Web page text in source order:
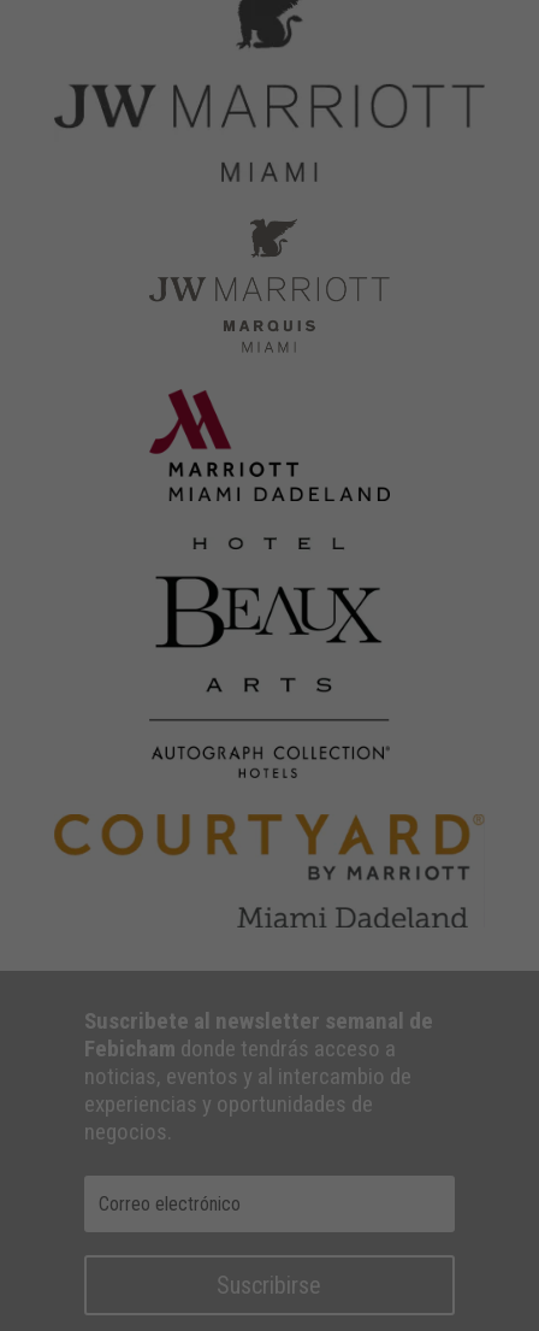
Suscribete al newsletter semanal de
Febicham donde tendrás acceso a
noticias, eventos y al intercambio de
experiencias y oportunidades de
negocios.
Suscribirse